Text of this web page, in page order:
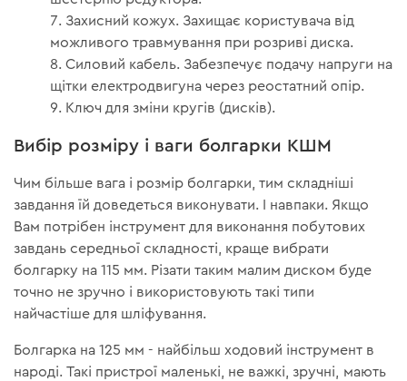
Захисний кожух. Захищає користувача від
можливого травмування при розриві диска.
Силовий кабель. Забезпечує подачу напруги на
щітки електродвигуна через реостатний опір.
Ключ для зміни кругів (дисків).
Вибір розміру і ваги болгарки КШМ
Чим більше вага і розмір болгарки, тим складніші
завдання їй доведеться виконувати. І навпаки. Якщо
Вам потрібен інструмент для виконання побутових
завдань середньої складності, краще вибрати
болгарку на 115 мм. Різати таким малим диском буде
точно не зручно і використовують такі типи
найчастіше для шліфування.
Болгарка на 125 мм - найбільш ходовий інструмент в
народі. Такі пристрої маленькі, не важкі, зручні, мають